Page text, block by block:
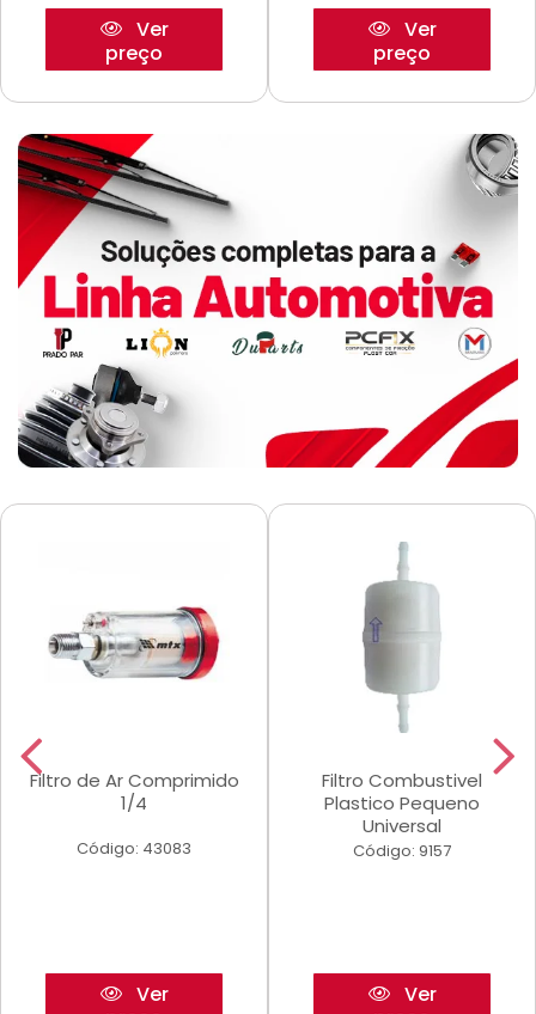
Ver
preço
Ver
preço
Filtro de Ar Comprimido
1/4
Código: 43083
Ver
Filtro Combustivel
Plastico Pequeno
Universal
Código: 9157
Ver